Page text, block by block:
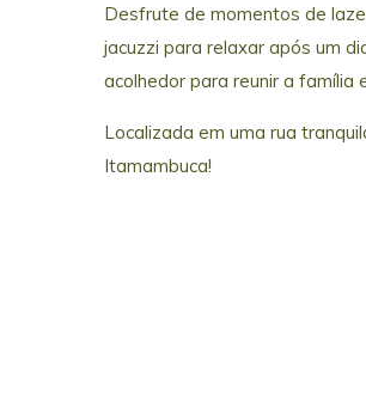
Desfrute de momentos de
jacuzzi para relaxar após um
acolhedor para reunir a família
Localizada em uma rua
Itamambuca!